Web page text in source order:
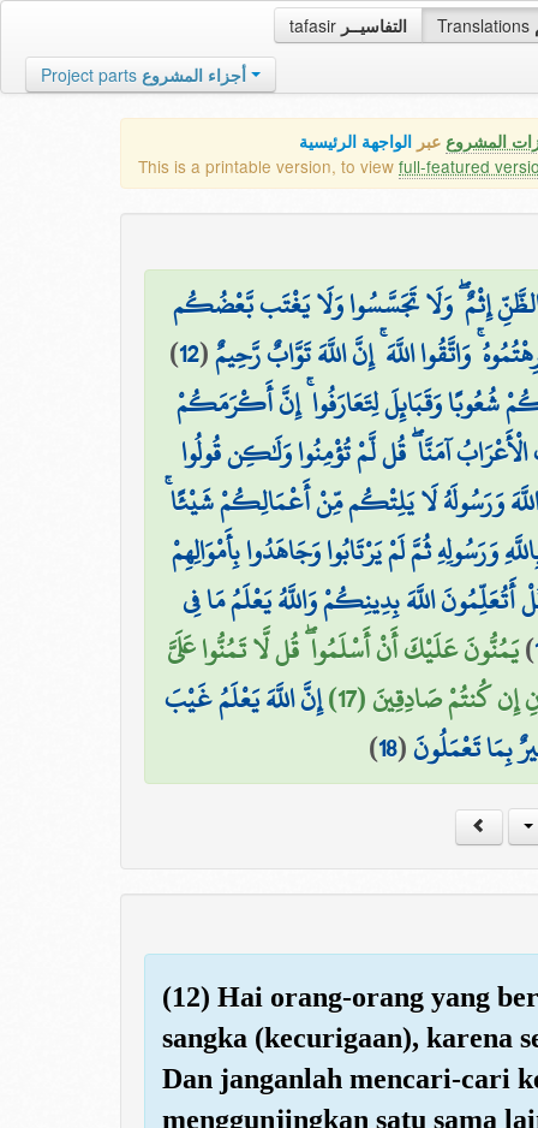
tafasir التفاسيــر Translations
Project parts أجزاء المشروع
المشروع عبر الواجهة الرئيسية
This is a printable version, to view full-featured
الظَّنِّ إِثْمٌ ۖ وَلَا تَجَسَّسُوا وَلَا يَغْتَب بَّعْضُكُم
وَاتَّقُوا اللَّهَ ۚ إِنَّ اللَّهَ تَوَّابٌ رَّحِيمٌ(
12
)
شُعُوبًا وَقَبَائِلَ لِتَعَارَفُوا ۚ إِنَّ أَكْرَمَكُمْ
آمَنَّا ۖ قُل لَّمْ تُؤْمِنُوا وَلَٰكِن قُولُوا
وَرَسُولَهُ لَا يَلِتْكُم مِّنْ أَعْمَالِكُمْ شَيْئًا
وَرَسُولِهِ ثُمَّ لَمْ يَرْتَابُوا وَجَاهَدُوا بِأَمْوَالِهِمْ
أَتُعَلِّمُونَ اللَّهَ بِدِينِكُمْ وَاللَّهُ يَعْلَمُ مَا فِي
)يَمُنُّونَ عَلَيْكَ أَنْ أَسْلَمُوا ۖ قُل لَّا تَمُنُّوا عَلَيَّ
كُنتُمْ صَادِقِينَ (17)
إِنَّ اللَّهَ يَعْلَمُ غَيْبَ
بِمَا تَعْمَلُونَ(
18
)
(12) Hai orang-orang yang
sangka (kecurigaan), karena
Dan janganlah mencari-cari
menggunjingkan satu sama